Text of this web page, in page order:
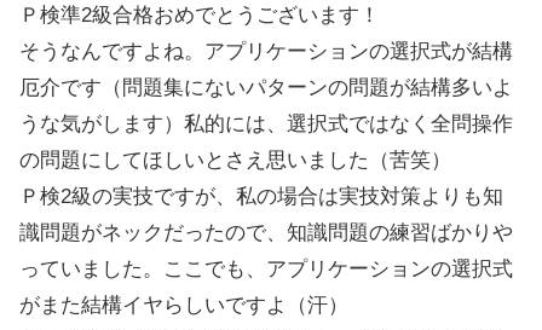
Ｐ検準2級合格おめでとうございます！
そうなんですよね。アプリケーションの選択式が結構
厄介です（問題集にないパターンの問題が結構多いよ
うな気がします）私的には、選択式ではなく全問操作
の問題にしてほしいとさえ思いました（苦笑）
Ｐ検2級の実技ですが、私の場合は実技対策よりも知
識問題がネックだったので、知識問題の練習ばかりや
っていました。ここでも、アプリケーションの選択式
がまた結構イヤらしいですよ（汗）